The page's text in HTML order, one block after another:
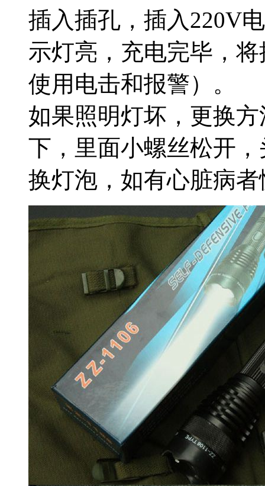
插入插孔，插入220V
示灯亮，充电完毕，
使用电击和报警）。
如果照明灯坏，更换
下，里面小螺丝松开
换灯泡，如有心脏病